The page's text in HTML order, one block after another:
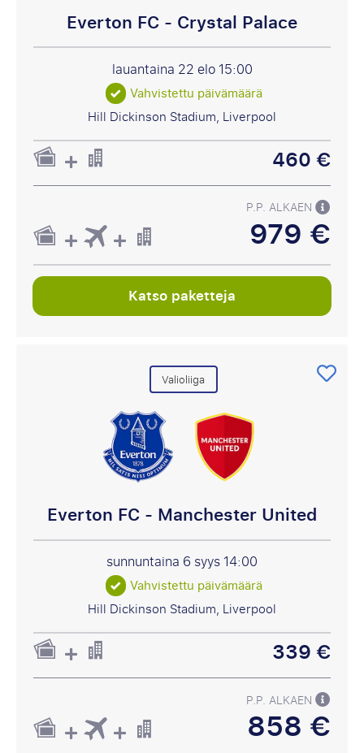
Everton FC - Crystal Palace
lauantaina 22 elo15:00
Vahvistettu päivämäärä
Hill Dickinson Stadium, Liverpool
460 €
P.P. ALKAEN
979 €
Katso paketteja
Valioliiga
Everton FC - Manchester United
sunnuntaina 6 syys14:00
Vahvistettu päivämäärä
Hill Dickinson Stadium, Liverpool
339 €
P.P. ALKAEN
858 €